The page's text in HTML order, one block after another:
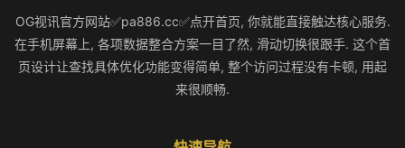
OG视讯官方网站✅pa886.cc✅点开首页, 你就能直接触达核心服务.
在手机屏幕上, 各项数据整合方案一目了然, 滑动切换很跟手. 这个首
页设计让查找具体优化功能变得简单, 整个访问过程没有卡顿, 用起
来很顺畅.